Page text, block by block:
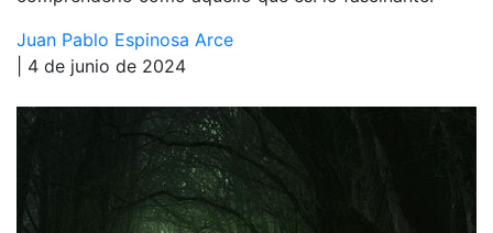
Juan Pablo Espinosa Arce
| 4 de junio de 2024